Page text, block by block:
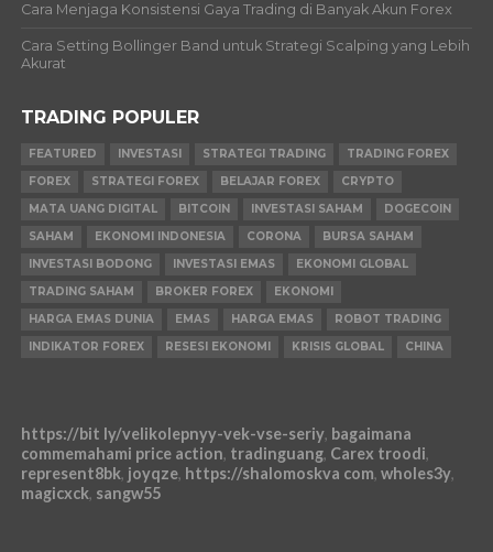
Cara Menjaga Konsistensi Gaya Trading di Banyak Akun Forex
Cara Setting Bollinger Band untuk Strategi Scalping yang Lebih
Akurat
TRADING POPULER
FEATURED INVESTASI STRATEGI TRADING
TRADING FOREX
FOREX
STRATEGI FOREX BELAJAR FOREX
CRYPTO
MATA UANG DIGITAL
BITCOIN INVESTASI SAHAM
DOGECOIN
SAHAM
EKONOMI INDONESIA CORONA
BURSA SAHAM
INVESTASI BODONG
INVESTASI EMAS
EKONOMI GLOBAL
TRADING SAHAM
BROKER FOREX
EKONOMI
HARGA EMAS DUNIA
EMAS HARGA EMAS
ROBOT TRADING
INDIKATOR FOREX
RESESI EKONOMI KRISIS GLOBAL CHINA
https://bit ly/velikolepnyy-vek-vse-seriy, bagaimana
commemahami price action, tradinguang, Carex troodi,
represent8bk, joyqze, https://shalomoskva com, wholes3y,
magicxck, sangw55